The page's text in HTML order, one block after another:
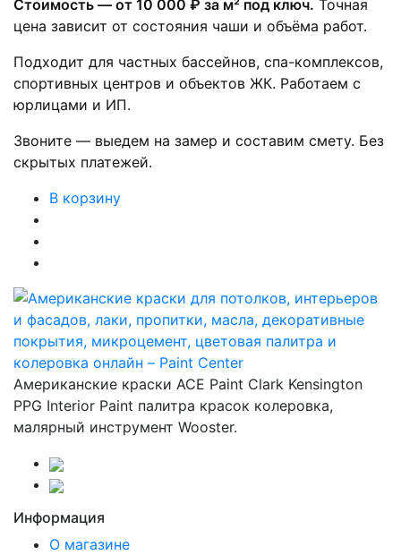
Стоимость — от 10 000 ₽ за м² под ключ. Точная
цена зависит от состояния чаши и объёма работ.
Подходит для частных бассейнов, спа-комплексов,
спортивных центров и объектов ЖК. Работаем с
юрлицами и ИП.
Звоните — выедем на замер и составим смету. Без
скрытых платежей.
В корзину
Американские краски ACE Paint Clark Kensington
PPG Interior Paint палитра красок колеровка,
малярный инструмент Wooster.
Информация
О магазине